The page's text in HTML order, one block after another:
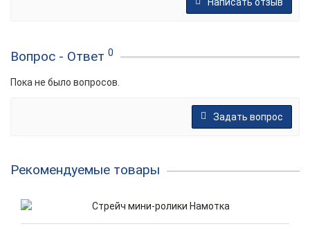
Вопрос - Ответ 0
Пока не было вопросов.
Задать вопрос
Рекомендуемые товары